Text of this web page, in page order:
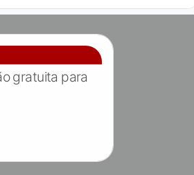
gratuita para